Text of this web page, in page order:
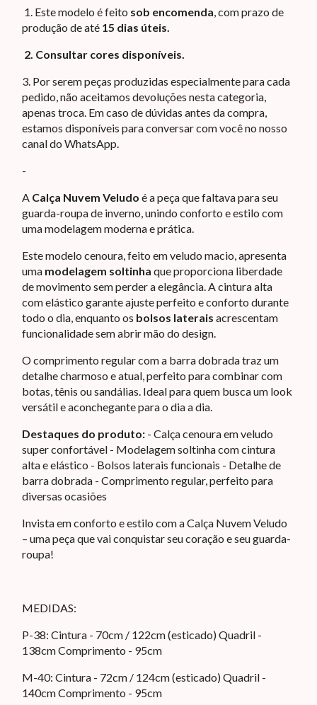
1. Este modelo é feito sob encomenda, com prazo de
produção de até 15 dias úteis.
2. Consultar cores disponíveis.
3. Por serem peças produzidas especialmente para cada
pedido, não aceitamos devoluções nesta categoria,
apenas troca. Em caso de dúvidas antes da compra,
estamos disponíveis para conversar com você no nosso
canal do WhatsApp.
-
A Calça Nuvem Veludo é a peça que faltava para seu
guarda-roupa de inverno, unindo conforto e estilo com
uma modelagem moderna e prática.
Este modelo cenoura, feito em veludo macio, apresenta
uma modelagem soltinha que proporciona liberdade
de movimento sem perder a elegância. A cintura alta
com elástico garante ajuste perfeito e conforto durante
todo o dia, enquanto os bolsos laterais acrescentam
funcionalidade sem abrir mão do design.
O comprimento regular com a barra dobrada traz um
detalhe charmoso e atual, perfeito para combinar com
botas, tênis ou sandálias. Ideal para quem busca um look
versátil e aconchegante para o dia a dia.
Destaques do produto: - Calça cenoura em veludo
super confortável - Modelagem soltinha com cintura
alta e elástico - Bolsos laterais funcionais - Detalhe de
barra dobrada - Comprimento regular, perfeito para
diversas ocasiões
Invista em conforto e estilo com a Calça Nuvem Veludo
– uma peça que vai conquistar seu coração e seu guarda-
roupa!
MEDIDAS:
P-38: Cintura - 70cm / 122cm (esticado) Quadril -
138cm Comprimento - 95cm
M-40: Cintura - 72cm / 124cm (esticado) Quadril -
140cm Comprimento - 95cm